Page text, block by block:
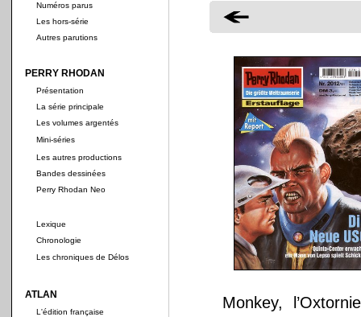
Numéros parus
Les hors-série
Autres parutions
PERRY RHODAN
Présentation
La série principale
Les volumes argentés
Mini-séries
Les autres productions
Bandes dessinées
Perry Rhodan Neo
Lexique
Chronologie
Les chroniques de Délos
ATLAN
L'édition française
Monkey,